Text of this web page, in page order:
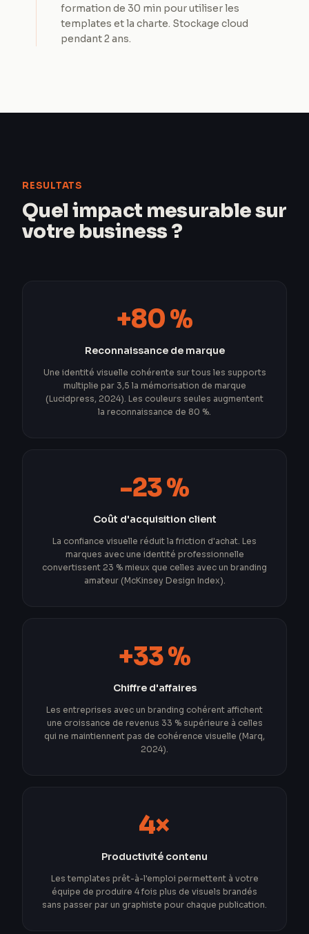
formation de 30 min pour utiliser les
templates et la charte. Stockage cloud
pendant 2 ans.
RESULTATS
Quel impact mesurable sur
votre business ?
+80 %
Reconnaissance de marque
Une identité visuelle cohérente sur tous les supports
multiplie par 3,5 la mémorisation de marque
(Lucidpress, 2024). Les couleurs seules augmentent
la reconnaissance de 80 %.
-23 %
Coût d'acquisition client
La confiance visuelle réduit la friction d'achat. Les
marques avec une identité professionnelle
convertissent 23 % mieux que celles avec un branding
amateur (McKinsey Design Index).
+33 %
Chiffre d'affaires
Les entreprises avec un branding cohérent affichent
une croissance de revenus 33 % supérieure à celles
qui ne maintiennent pas de cohérence visuelle (Marq,
2024).
4×
Productivité contenu
Les templates prêt-à-l'emploi permettent à votre
équipe de produire 4 fois plus de visuels brandés
sans passer par un graphiste pour chaque publication.